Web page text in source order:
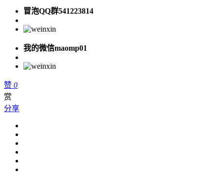
冒泡QQ群541223814
我的微信maomp01
赞 0
赏
分享